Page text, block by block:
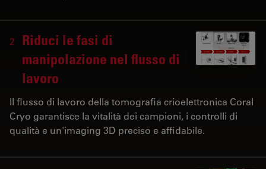
2
Riduci le fasi di
manipolazione nel flusso di
lavoro
Il flusso di lavoro della tomografia crioelettronica Coral
Cryo garantisce la vitalità dei campioni, i controlli di
qualità e un'imaging 3D preciso e affidabile.